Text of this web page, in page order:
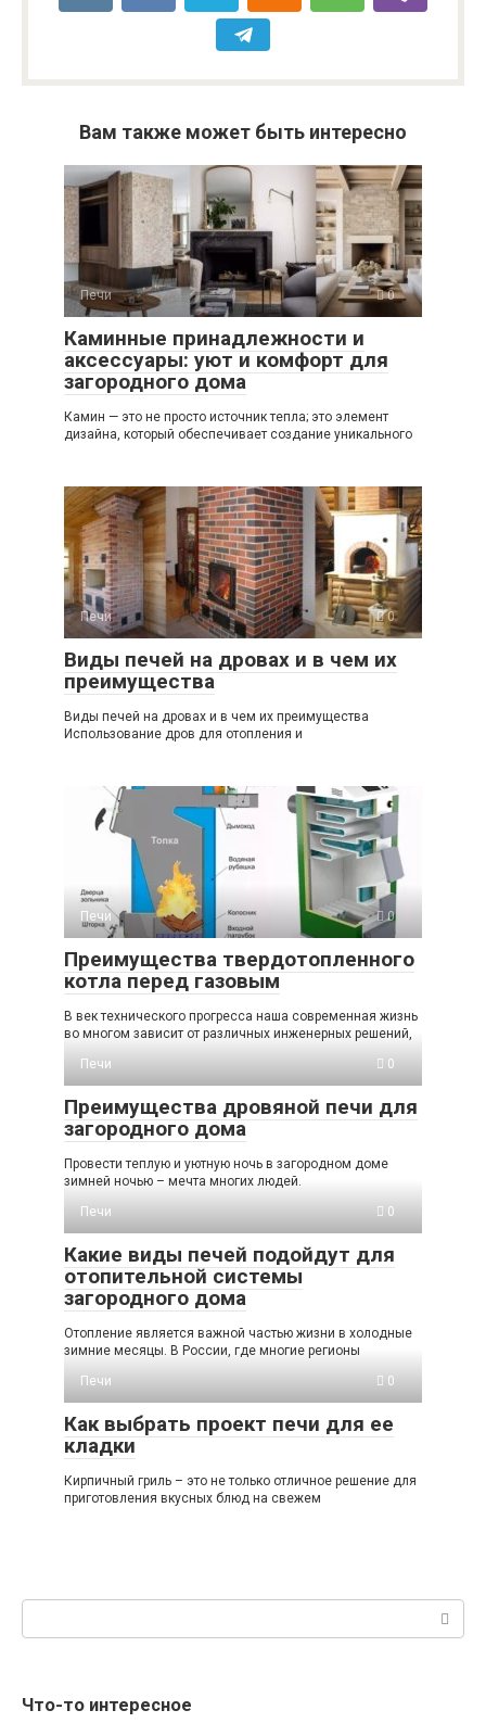
Вам также может быть интересно
Печи 0
Каминные принадлежности и
аксессуары: уют и комфорт для
загородного дома
Камин — это не просто источник тепла; это элемент
дизайна, который обеспечивает создание уникального
Печи 0
Виды печей на дровах и в чем их
преимущества
Виды печей на дровах и в чем их преимущества
Использование дров для отопления и
Печи 0
Преимущества твердотопленного
котла перед газовым
В век технического прогресса наша современная жизнь
во многом зависит от различных инженерных решений,
Печи
0
Преимущества дровяной печи для
загородного дома
Провести теплую и уютную ночь в загородном доме
зимней ночью – мечта многих людей.
Печи
0
Какие виды печей подойдут для
отопительной системы
загородного дома
Отопление является важной частью жизни в холодные
зимние месяцы. В России, где многие регионы
Печи
0
Как выбрать проект печи для ее
кладки
Кирпичный гриль – это не только отличное решение для
приготовления вкусных блюд на свежем
Что-то интересное